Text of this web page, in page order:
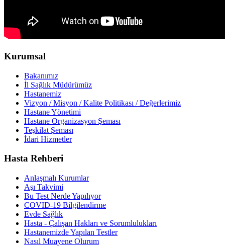
Kurumsal
Bakanımız
İl Sağlık Müdürümüz
Hastanemiz
Vizyon / Misyon / Kalite Politikası / Değerlerimiz
Hastane Yönetimi
Hastane Organizasyon Şeması
Teşkilat Şeması
İdari Hizmetler
Hasta Rehberi
Anlaşmalı Kurumlar
Aşı Takvimi
Bu Test Nerde Yapılıyor
COVID-19 Bilgilendirme
Evde Sağlık
Hasta - Çalışan Hakları ve Sorumlulukları
Hastanemizde Yapılan Testler
Nasıl Muayene Olurum